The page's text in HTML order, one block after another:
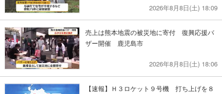
2026年8月8日(土) 18:09
売上は熊本地震の被災地に寄付 復興応援バ
ザー開催 鹿児島市
2026年8月8日(土) 18:06
【速報】Ｈ３ロケット９号機 打ち上げを８